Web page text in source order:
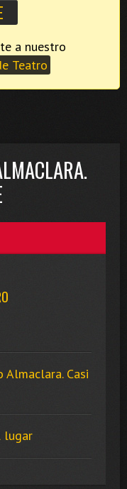
Teatro
Casi
lugar